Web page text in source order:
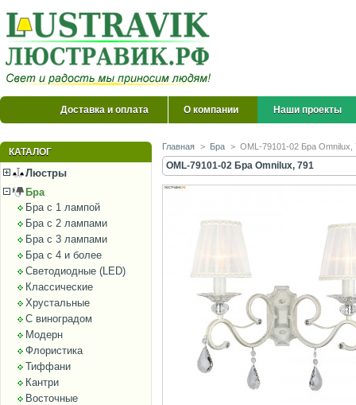
Доставка и оплата О компании Наши проекты
КАТАЛОГ
Люстры
Бра
Бра с 1 лампой
Бра с 2 лампами
Бра с 3 лампами
Бра с 4 и более
Светодиодные (LED)
Классические
Хрустальные
С виноградом
Модерн
Флористика
Тиффани
Кантри
Восточные
Главная > Бра > OML-79101-02 Бра Omnilux,
OML-79101-02 Бра Omnilux, 791